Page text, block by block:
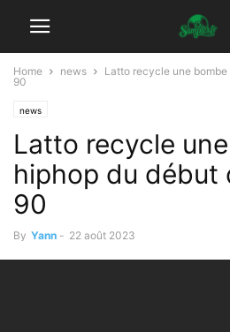
Home news
Latto recycle une
90
news
Latto recycle
hiphop du début
90
By Yann - 22 août 2023